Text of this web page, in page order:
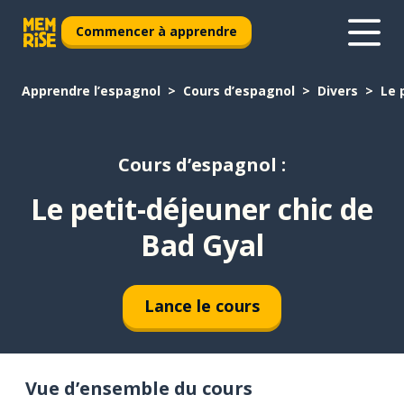
Commencer à apprendre
Apprendre l’espagnol Cours d’espagnol Divers Le
Cours d’espagnol :
Le petit-déjeuner chic de
Bad Gyal
Lance le cours
Vue d’ensemble du cours